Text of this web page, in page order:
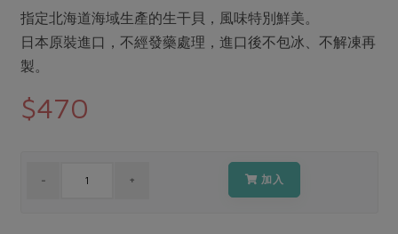
最新產品
素食專區
節慶大餐
下載專區
地區活動
指定北海道海域生產的生干貝，風味特別鮮美。
日本原裝進口，不經發藥處理，進口後不包冰、不解凍再
製。
$470
加入